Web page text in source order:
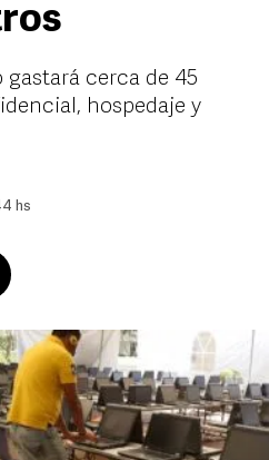
gastará cerca de 45
hospedaje y
hs